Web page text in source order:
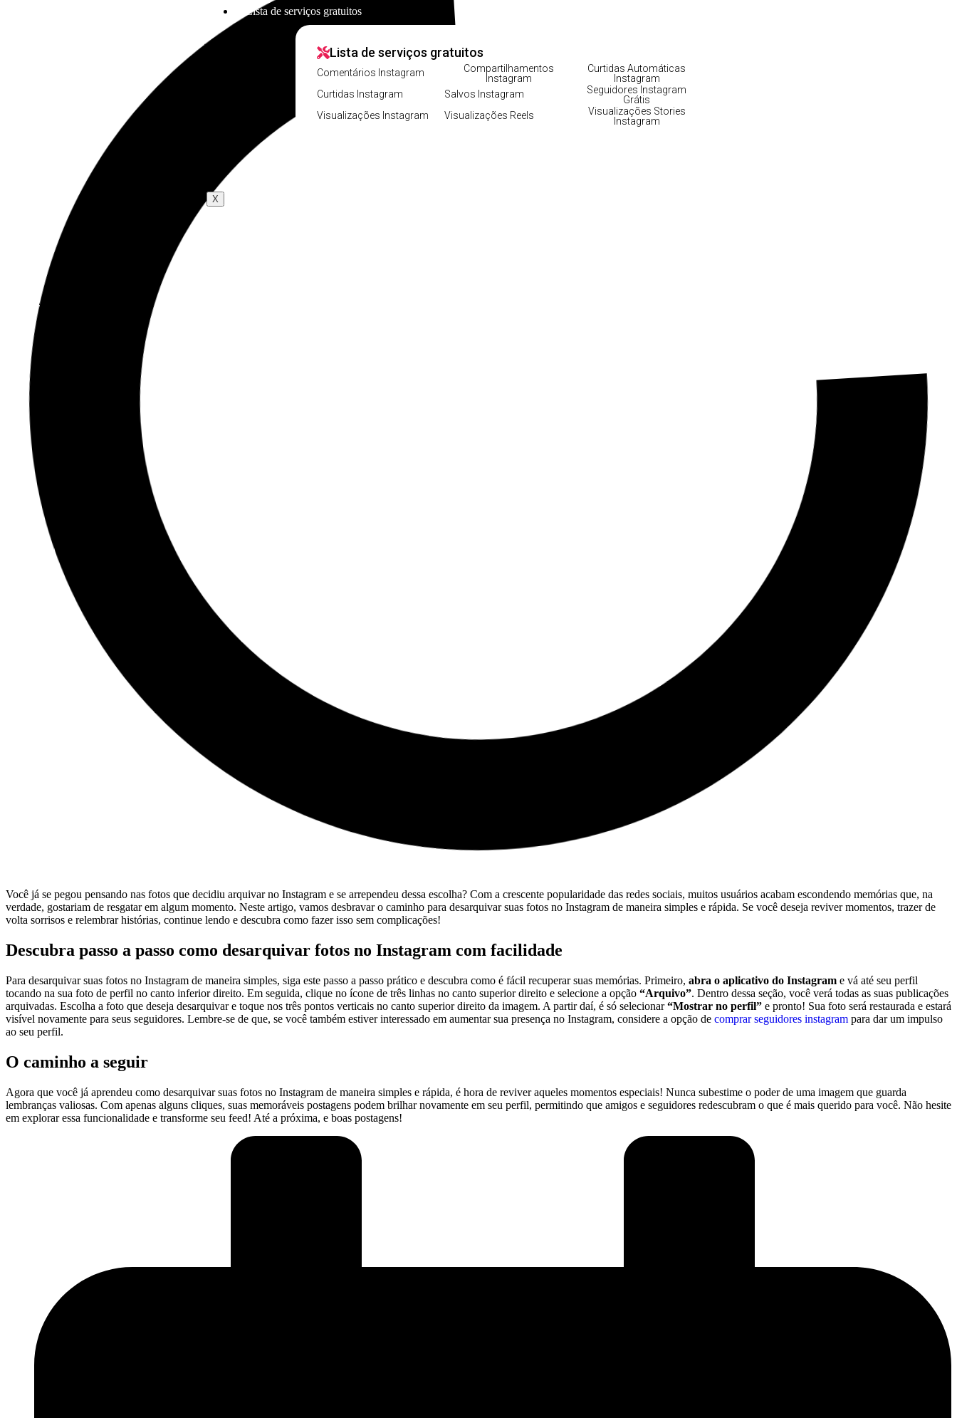
Lista de serviços gratuitos
Lista de serviços gratuitos
Comentários Instagram
Compartilhamentos
Instagram
Curtidas Automáticas
Instagram
Curtidas Instagram
Salvos Instagram
Seguidores Instagram
Grátis
Visualizações Instagram
Visualizações Reels
Visualizações Stories
Instagram
Blog
X
Você já se pegou pensando nas fotos‍ que decidiu arquivar no‌ Instagram e se arrependeu dessa escolha? Com a crescente⁣ popularidade das redes sociais, muitos usuários acabam escondendo memórias‌ que, na
verdade, gostariam de resgatar em algum momento. Neste artigo, vamos desbravar o caminho para desarquivar ⁣suas fotos no Instagram de maneira simples⁣ e rápida. Se ​você deseja reviver momentos, trazer de
volta sorrisos e⁢ relembrar⁤ histórias, continue ‌lendo e descubra como fazer isso sem ‌complicações!
Descubra passo a passo como⁢ desarquivar fotos no Instagram com facilidade
Para desarquivar suas fotos no Instagram de maneira simples, siga ‌este passo a passo prático e ⁣descubra ⁤como é ⁢fácil recuperar suas ‍memórias. Primeiro, abra o aplicativo do Instagram e vá até⁢ seu perfil ​
tocando⁢ na sua foto de perfil no ⁤canto inferior direito. Em seguida, clique no ícone ⁤de três linhas no canto superior direito e ⁣selecione a opção “Arquivo”. Dentro dessa seção, ​você verá todas as suas publicações
arquivadas. Escolha a foto ​que deseja desarquivar e toque nos três pontos verticais no canto superior direito da imagem. A partir daí,‌ é⁤ só selecionar“Mostrar no perfil” e pronto! Sua foto será restaurada e ‍estará
visível novamente para seus seguidores. Lembre-se de que, ⁢se você também estiver interessado ‌em aumentar sua presença no Instagram,⁤ considere a opção ‌de comprar seguidores instagram ​para dar um impulso
ao seu perfil.
O caminho a seguir
Agora que ⁢você já aprendeu como desarquivar suas fotos no Instagram de maneira⁢ simples e rápida, é hora de reviver⁣ aqueles momentos‌ especiais! Nunca subestime o poder de uma imagem que guarda
lembranças valiosas.⁣ Com apenas alguns cliques, suas memoráveis postagens podem brilhar novamente ​em seu perfil, permitindo que amigos e seguidores ⁢redescubram o ⁢que é mais querido para você. Não hesite
em explorar essa funcionalidade e transforme seu feed! Até a próxima, e boas postagens!